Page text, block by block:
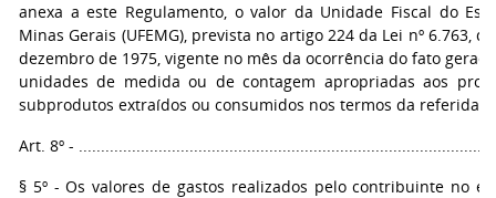
anexa a este Regulamento, o valor da Unidade Fiscal do
Minas Gerais (UFEMG), prevista no artigo 224 da Lei nº 6.763,
dezembro de 1975, vigente no mês da ocorrência do fato
unidades de medida ou de contagem apropriadas aos
subprodutos extraídos ou consumidos nos termos da referida
Art. 8º -
§ 5º - Os valores de gastos realizados pelo contribuinte no